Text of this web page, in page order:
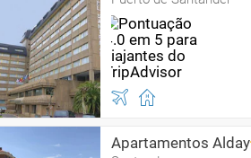
Apartamentos Alday